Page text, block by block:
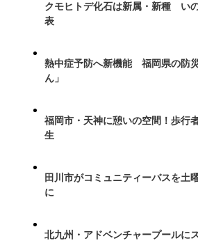
クモヒトデ化石は新属・新種 い
表
熱中症予防へ新機能 福岡県の防
ん」
福岡市・天神に憩いの空間！歩行
生
田川市がコミュニティーバスを
に
北九州・アドベンチャープールに